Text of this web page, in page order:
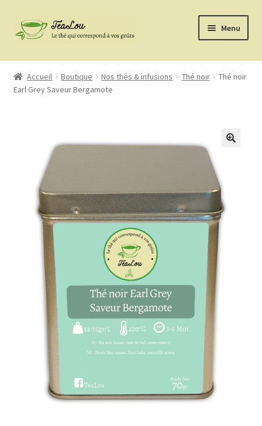
Aller
à
Aller
au
Menu
Nos thés & infusions
Gins et Rhums
Kit à Bubbels Tea’s
Accessoires
La marque
confiture
Porte-clés
coffrets découvertes
Accueil Boutique Nos thés & infusions Thé noir
Thé noir
Earl Grey Saveur Bergamote